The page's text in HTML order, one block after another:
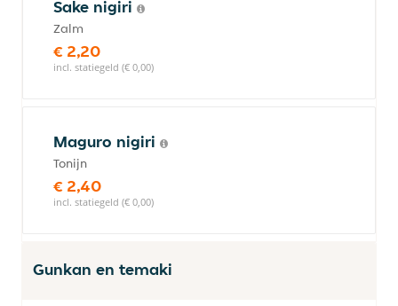
Sake nigiri
Zalm
€ 2,20
incl. statiegeld (€ 0,00)
Maguro nigiri
Tonijn
€ 2,40
incl. statiegeld (€ 0,00)
Gunkan en temaki